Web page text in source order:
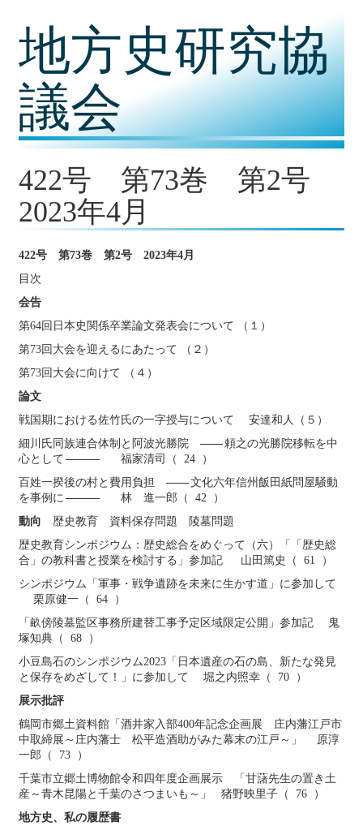
地方史研究協
議会
422号 第73巻 第2号
2023年4月
422号 第73巻 第2号 2023年4月
目次
会告
第64回日本史関係卒業論文発表会について （１）
第73回大会を迎えるにあたって （２）
第73回大会に向けて （４）
論文
戦国期における佐竹氏の一字授与について 安達和人（５）
細川氏同族連合体制と阿波光勝院
頼之の光勝院移転を中
心として
福家清司（ 24 ）
百姓一揆後の村と費用負担
文化六年信州飯田紙問屋騒動
を事例に
林 進一郎（ 42 ）
動向 歴史教育 資料保存問題 陵墓問題
歴史教育シンポジウム：歴史総合をめぐって（六）「「歴史総
合」の教科書と授業を検討する」参加記 山田篤史（ 61 ）
シンポジウム「軍事・戦争遺跡を未来に生かす道」に参加して
栗原健一（ 64 ）
「畝傍陵墓監区事務所建替工事予定区域限定公開」参加記 鬼
塚知典（ 68 ）
小豆島石のシンポジウム2023「日本遺産の石の島、新たな発見
と保存をめざして！」に参加して 堀之内照幸（ 70 ）
展示批評
鶴岡市郷土資料館「酒井家入部400年記念企画展 庄内藩江戸市
中取締展～庄内藩士 松平造酒助がみた幕末の江戸～」 原淳
一郎（ 73 ）
千葉市立郷土博物館令和四年度企画展示 「甘藷先生の置き土
産～青木昆陽と千葉のさつまいも～」 猪野映里子（ 76 ）
地方史、私の履歴書